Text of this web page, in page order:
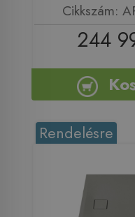
Cikkszám:
244
Rendelésre